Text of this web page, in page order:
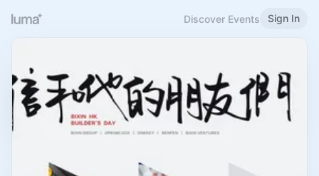
Discover Events Sign In